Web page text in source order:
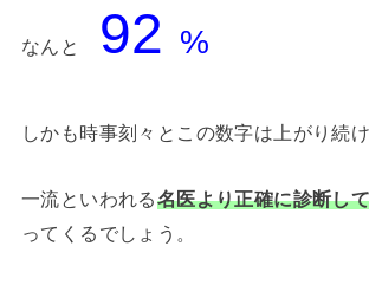
なんと 92 %
しかも時事刻々とこの数字は上がり続
一流といわれる名医より正確に診断し
ってくるでしょう。